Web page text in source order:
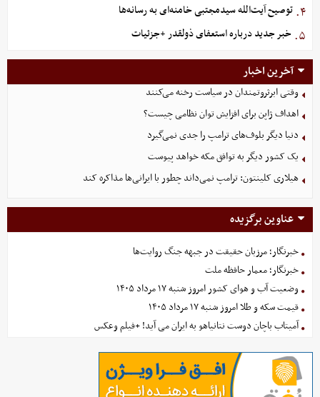
۴. توصیح آیت‌الله سیدمجتبی خامنه‌ای به رسانه‌ها
۵. خبر جدید درباره استعفای ذولقدر +جزئیات
آخرین اخبار
وقتی ابرثروتمندان در سیاست رخنه می‌کنند
اهداف ژاپن برای افزایش توان نظامی چیست؟
دنیا دیگر بلوف‌های ترامپ را جدی نمی‌گیرد
یک کشور دیگر به توافق مکه خواهد پیوست
هیلاری کلینتون: ترامپ نمی‌داند چطور با ایرانی‌ها مذاکره کند
عناوین برگزیده
خبرنگار؛ مرزبان حقیقت در جبهه جنگ روایت‌ها
خبرنگار؛ معمار حافظه ملت
وضعیت آب و هوای کشور امروز شنبه ۱۷ مرداد ۱۴۰۵
قیمت سکه و طلا امروز شنبه ۱۷ مرداد ۱۴۰۵
آمیتاب باچان دوست نتانیاهو به ایران می آید! +فیلم وعکس